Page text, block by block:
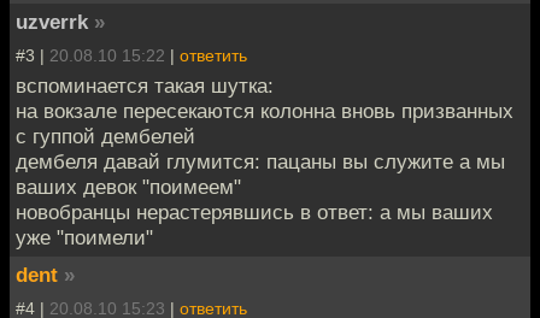
uzverrk »
#3 | 20.08.10 15:22 | ответить
вспоминается такая шутка:
на вокзале пересекаются колонна вновь призванных
с гуппой дембелей
дембеля давай глумится: пацаны вы служите а мы
ваших девок "поимеем"
новобранцы нерастерявшись в ответ: а мы ваших
уже "поимели"
dent »
#4 | 20.08.10 15:23 | ответить